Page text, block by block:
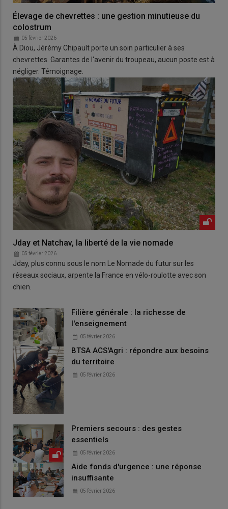
Élevage de chevrettes : une gestion minutieuse du
colostrum
05 février 2026
À Diou, Jérémy Chipault porte un soin particulier à ses
chevrettes. Garantes de l'avenir du troupeau, aucun poste est à
négliger. Témoignage.
Jday et Natchav, la liberté de la vie nomade
05 février 2026
Jday, plus connu sous le nom Le Nomade du futur sur les
réseaux sociaux, arpente la France en vélo-roulotte avec son
chien.
Filière générale : la richesse de
l'enseignement
05 février 2026
BTSA ACS'Agri : répondre aux besoins
du territoire
05 février 2026
Premiers secours : des gestes
essentiels
05 février 2026
Aide fonds d'urgence : une réponse
insuffisante
05 février 2026